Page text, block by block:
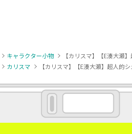
キャラクター小物
【カリスマ】【E湊大瀬
カリスマ 【カリスマ】【E湊大瀬】超人的